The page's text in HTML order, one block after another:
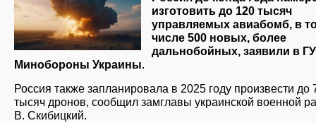
изготовить до 120 тысяч
управляемых авиабомб, в
числе 500 новых, более
дальнобойных, заявили в
Минобороны Украины.
Россия также запланировала в 2025 году произвести до
тысяч дронов, сообщил замглавы украинской военной
В. Скибицкий.